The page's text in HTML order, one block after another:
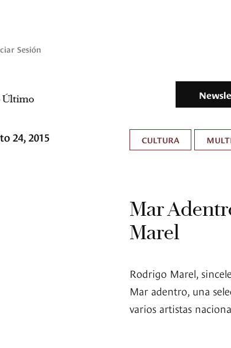
Sesión
Último
24, 2015 CULTURA
Mar
Marel
Rodrigo Marel,
Mar adentro, una
varios artistas